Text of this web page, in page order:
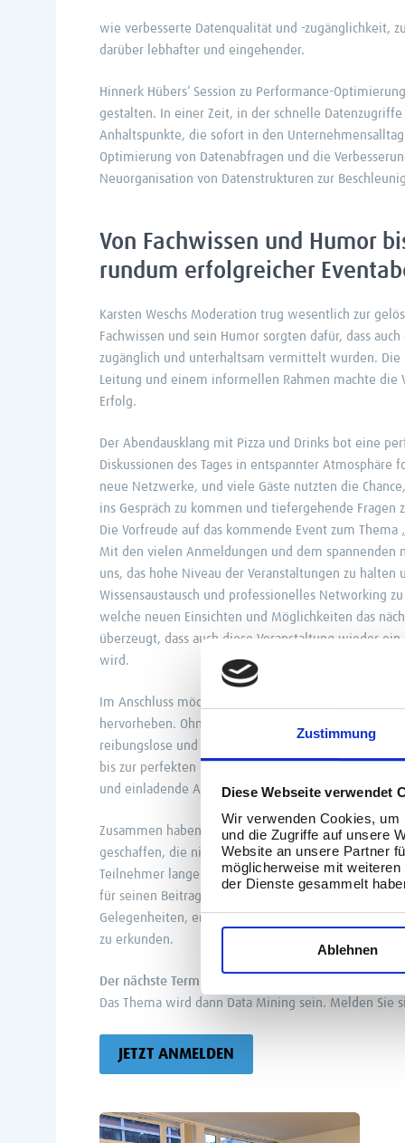
Zustimmung
Diese Webseite verwendet
Wir verwenden Cookies,
und die Zugriffe auf unsere
Website an unsere Partner
möglicherweise mit
der Dienste gesammelt
Ablehnen
wie verbesserte Datenqualität und -zugänglichkeit,
darüber lebhafter und eingehender.
Hinnerk Hübers‘ Session zu Performance-
gestalten. In einer Zeit, in der schnelle
Anhaltspunkte, die sofort in den
Optimierung von Datenabfragen und die
Neuorganisation von Datenstrukturen zur
Von Fachwissen und Humor
rundum erfolgreicher
Karsten Weschs Moderation trug wesentlich zur
Fachwissen und sein Humor sorgten dafür, dass
zugänglich und unterhaltsam vermittelt wurden.
Leitung und einem informellen Rahmen machte die
Erfolg.
Der Abendausklang mit Pizza und Drinks bot eine
Diskussionen des Tages in entspannter Atmosphäre
neue Netzwerke, und viele Gäste nutzten die
ins Gespräch zu kommen und tiefergehende Fragen
Die Vorfreude auf das kommende Event zum Thema
Mit den vielen Anmeldungen und dem spannenden
uns, das hohe Niveau der Veranstaltungen zu
Wissensaustausch und professionelles Networking
welche neuen Einsichten und Möglichkeiten das
überzeugt, dass auch diese Veranstaltung wieder
wird.
Im Anschluss möchten wir das außerordentliche
hervorheben. Ohne ihre harte Arbeit und Hingabe
reibungslose und erfolgreiche Veranstaltung nicht
bis zur perfekten Umsetzung am Tag selbst haben
und einladende Atmosphäre zu schaffen, die zum
Zusammen haben die Referenten und das
geschaffen, die nicht nur informativ, sondern auch
Teilnehmer lange über das Event hinaus
für seinen Beitrag zu diesem Erfolg zutiefst dankbar
Gelegenheiten, erneut zusammenzukommen und
zu erkunden.
Der nächste Termin in der Eventreihe findet am
Das Thema wird dann Data Mining sein. Melden Sie
JETZT ANMELDEN